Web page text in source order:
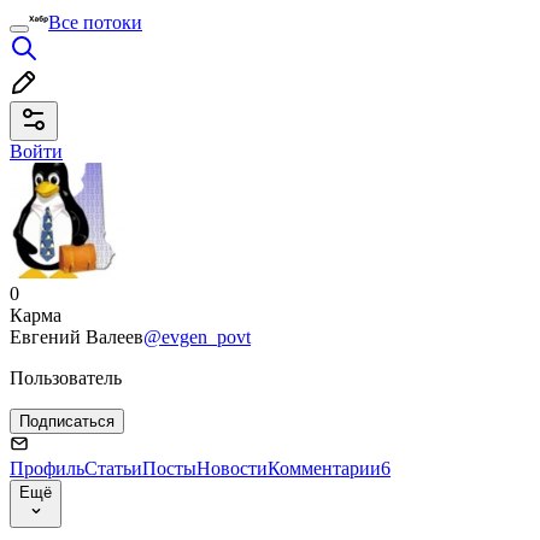
Все потоки
Войти
0
Карма
Евгений Валеев@evgen_povt
Пользователь
Подписаться
ПрофильСтатьиПостыНовостиКомментарии6
Ещё